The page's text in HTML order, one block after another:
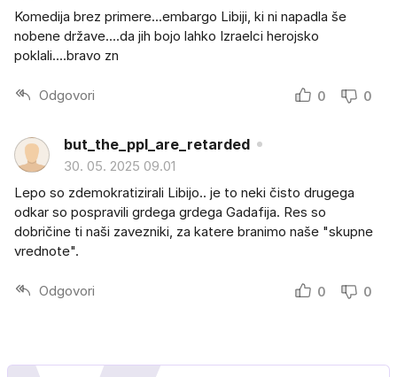
Komedija brez primere...embargo Libiji, ki ni napadla še
nobene države....da jih bojo lahko Izraelci herojsko
poklali....bravo zn
Odgovori 0 0
but_the_ppl_are_retarded
30. 05. 2025 09.01
Lepo so zdemokratizirali Libijo.. je to neki čisto drugega
odkar so pospravili grdega grdega Gadafija. Res so
dobričine ti naši zavezniki, za katere branimo naše "skupne
vrednote".
Odgovori 0 0